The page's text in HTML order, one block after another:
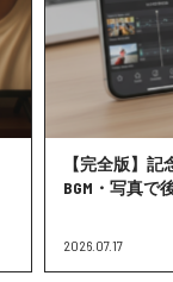
【完全版】記
BGM・写真で
2026.07.17